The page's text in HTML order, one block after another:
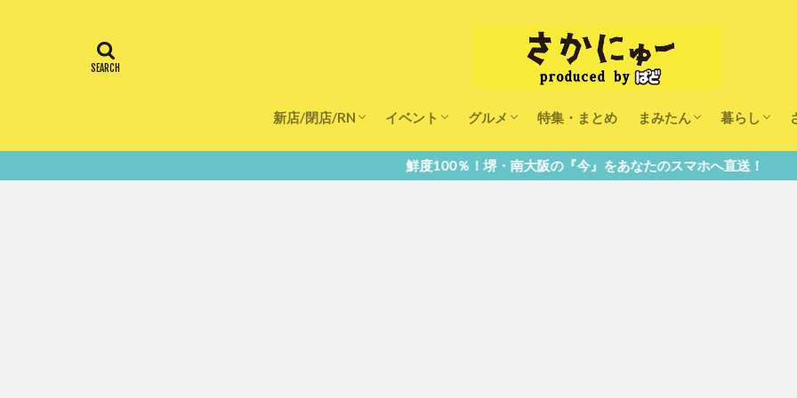
新店/閉店/RN イベント
キッズ
グルメ
ランチ
カフェ
特集・まとめ まみたん
まみたんイベント・おで
習い事・キャンペーン
幼稚園・こども園・保育
暮らし
医療
美容・健康
大人の習い
キッズ
子供の教育
子供の習い
おしごと
鮮度100％！堺・南大阪の『今』をあなたのスマホへ直送！